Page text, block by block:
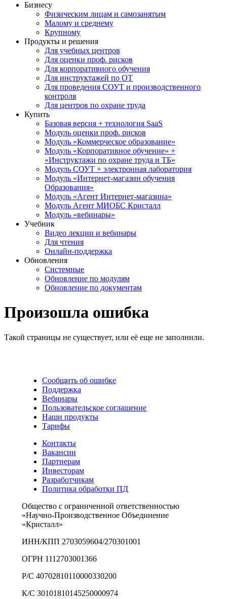
Бизнесу
Физическим лицам и самозанятым
Малому и среднему
Крупному
Продукты и решения
Для учебных центров
Для оценки проф. рисков
Для корпоративного обучения
Для инструктажей по ОТ
Для проведения СОУТ и производственного
контроля
Для центров по охране труда
Купить
Базовая версия + технология SaaS
Модуль оценки проф. рисков
Модуль «Коммерческое образование»
Модуль «Корпоративное обучение» +
«Инструктажи по охране труда и ТБ»
Модуль СОУТ + электронная лаборатория
Модуль «Интернет-магазин обучения
Образования»
Модуль «Агент Интернет-магазина»
Модуль Агент МИОБС Кристалл
Модуль «вебинары»
Учебник
Видео лекции и вебинары
Для чтения
Онлайн-поддержка
Обновления
Системные
Обновление по модулям
Обновление по документам
Произошла ошибка
Такой страницы не существует, или её еще не заполнили.
Сообщить об ошибке
Поддержка
Вебинары
Пользовательское соглашение
Наши продукты
Тарифы
Контакты
Вакансии
Партнерам
Инвесторам
Разработчикам
Политика обработки ПД
Общество с ограниченной ответственностью
«Научно-Производственное Объединение
«Кристалл»
ИНН/КПП 2703059604/270301001
ОГРН 1112703001366
Р/С 40702810110000330200
К/С 30101810145250000974